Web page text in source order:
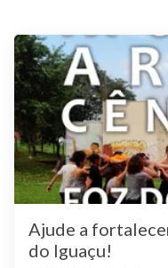
Ajude a
do Iguaçu!